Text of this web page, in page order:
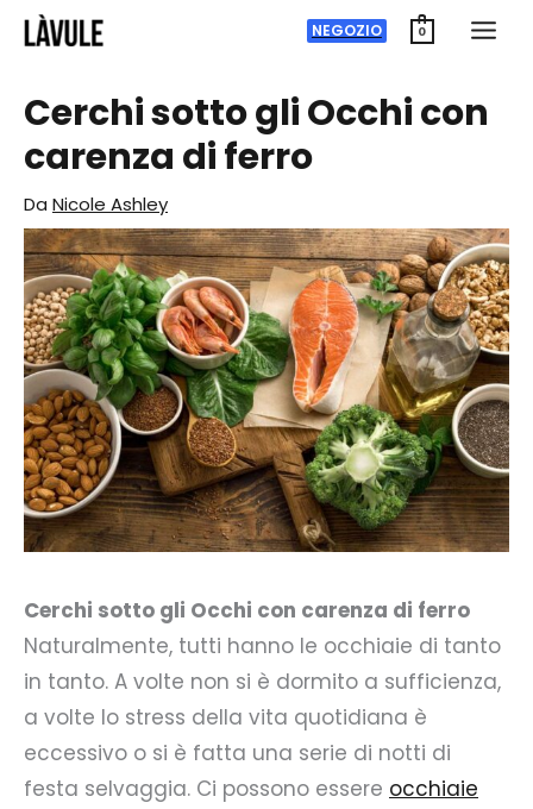
Zum
Inhalt
NEGOZIO 0
Cerchi sotto gli Occhi con
carenza di ferro
Da Nicole Ashley
Cerchi sotto gli Occhi con carenza di ferro
Naturalmente, tutti hanno le occhiaie di tanto
in tanto. A volte non si è dormito a sufficienza,
a volte lo stress della vita quotidiana è
eccessivo o si è fatta una serie di notti di
festa selvaggia. Ci possono essere occhiaie